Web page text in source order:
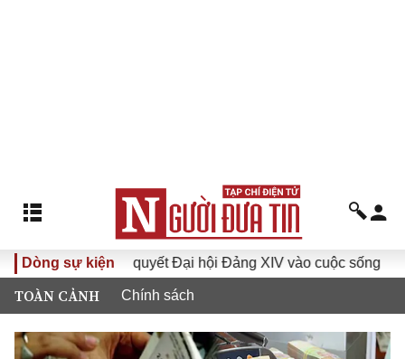
Dòng sự kiện
Đưa Nghị quyết Đại hội Đảng XIV vào cuộc sống
TOÀN CẢNH Chính sách